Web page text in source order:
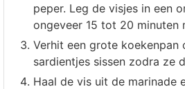
peper. Leg de visjes in een
ongeveer 15 tot 20 minuten
Verhit een grote
sardientjes sissen zodra ze
Haal de vis uit de marinade